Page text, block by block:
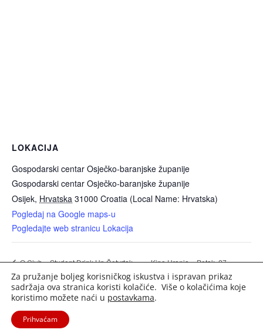
LOKACIJA
Gospodarski centar Osječko-baranjske županije
Gospodarski centar Osječko-baranjske županije
Osijek, Hrvatska 31000 Croatia (Local Name: Hrvatska)
Pogledaj na Google maps-u
Pogledajte web stranicu Lokacija
Q Club – Student Drink Up Četvrtak
(DJ Dancho)
Kino Urania – Petak, 27.
veljače 2026.
2020. Portal Osijek.in | Sva prava pridržana. |
Za pružanje boljeg korisničkog iskustva i ispravan prikaz
sadržaja ova stranica koristi kolačiće. Više o kolačićima koje
koristimo možete naći u postavkama.
Prihvaćam